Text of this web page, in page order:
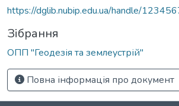
https://dglib.nubip.edu.ua/handle/
Зібрання
ОПП "Геодезія та землеустрій"
Повна інформація про документ